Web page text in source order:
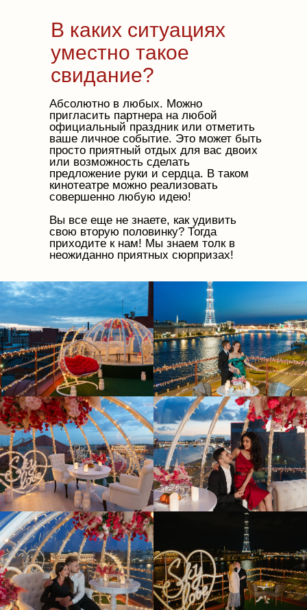
Абсолютно в любых. Можно
пригласить партнера на любой
официальный праздник или отметить
ваше личное событие. Это может быть
просто приятный отдых для вас двоих
или возможность сделать
предложение руки и сердца. В таком
кинотеатре можно реализовать
совершенно любую идею!
Вы все еще не знаете, как удивить
свою вторую половинку? Тогда
приходите к нам! Мы знаем толк в
неожиданно приятных сюрпризах!
В каких ситуациях
уместно такое
свидание?